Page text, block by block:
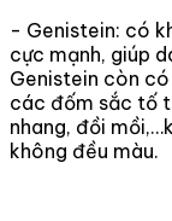
- Genistein: có
cực mạnh, giúp
Genistein còn
các đốm sắc tố
nhang, đồi
không đều màu.